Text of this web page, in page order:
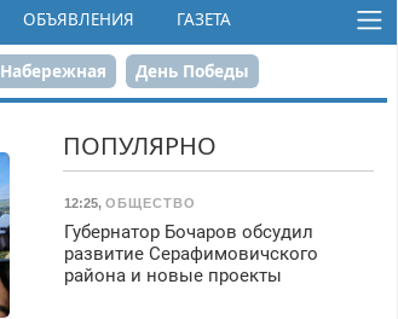
ОБЪЯВЛЕНИЯ ГАЗЕТА
Набережная День Победы
ПОПУЛЯРНО
12:25, ОБЩЕСТВО
Губернатор Бочаров обсудил
развитие Серафимовичского
района и новые проекты